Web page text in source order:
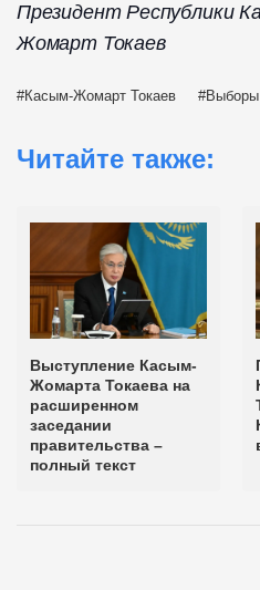
Президент Республики
Жомарт Токаев
Касым-Жомарт Токаев Выборы
Читайте также:
Выступление Касым-
Жомарта Токаева на
расширенном
заседании
правительства –
полный текст